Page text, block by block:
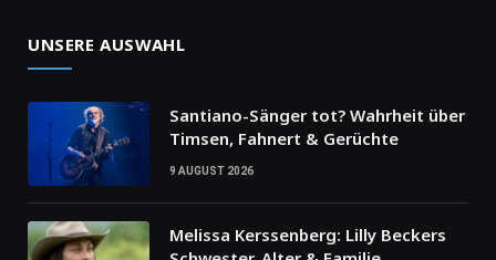
UNSERE AUSWAHL
Santiano-Sänger tot? Wahrheit über
Timsen, Fahnert & Gerüchte
9 AUGUST 2026
Melissa Kerssenberg: Lilly Beckers